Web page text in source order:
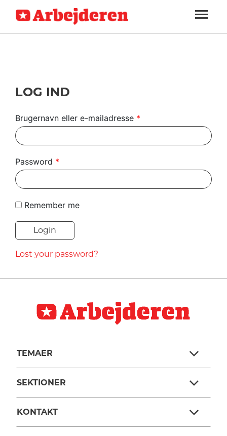
SEKTIONER
ARBEJDEREN
MENER
UDLAND
DEBAT
TIL
NAVNE
HISTORIE
TEORI
SOUNDCLOUD
ABONNER
LOG IND
LOG IND
Brugernavn eller e-mailadresse *
Password *
Remember me
Lost your password?
TEMAER
SEKTIONER
KONTAKT